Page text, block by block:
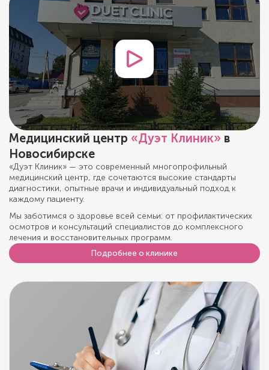
Медицинский центр «Дуэт Клиник» в
Новосибирске
«Дуэт Клиник» — это современный многопрофильный
медицинский центр, где сочетаются высокие стандарты
диагностики, опытные врачи и индивидуальный подход к
каждому пациенту.
Мы заботимся о здоровье всей семьи: от профилактических
осмотров и консультаций специалистов до комплексного
лечения и восстановительных программ.
Подробнее о клинике